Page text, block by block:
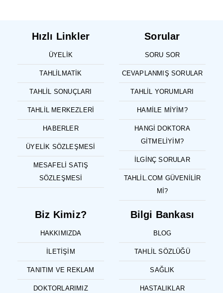
Hızlı Linkler
ÜYELIK
TAHLILMATIK
TAHLIL SONUÇLARI
TAHLIL MERKEZLERI
HABERLER
ÜYELIK SÖZLEŞMESI
MESAFELI SATIŞ
SÖZLEŞMESI
Sorular
SORU SOR
CEVAPLANMIŞ SORULAR
TAHLIL YORUMLARI
HAMILE MIYIM?
HANGI DOKTORA
GITMELIYIM?
İLGINÇ SORULAR
TAHLIL.COM GÜVENILIR
MI?
Biz Kimiz?
HAKKIMIZDA
İLETIŞIM
TANITIM VE REKLAM
DOKTORLARIMIZ
Bilgi Bankası
BLOG
TAHLIL SÖZLÜĞÜ
SAĞLIK
HASTALIKLAR